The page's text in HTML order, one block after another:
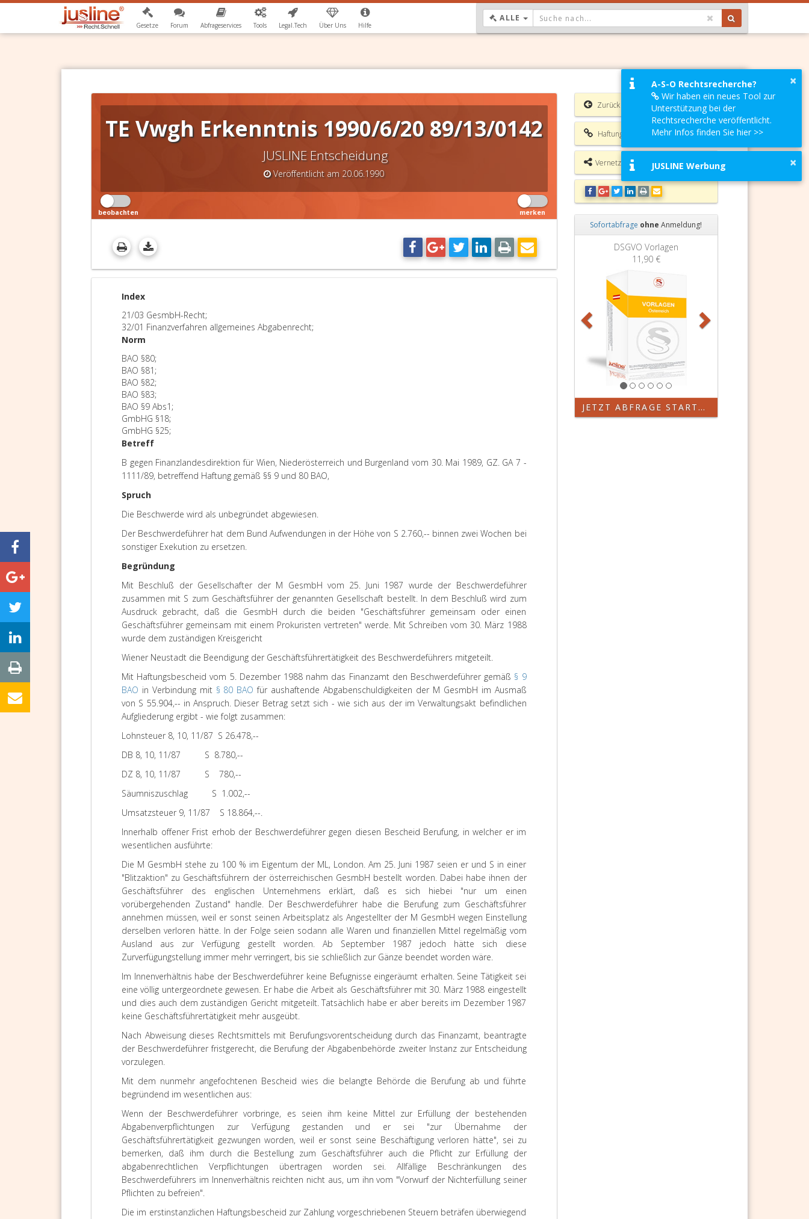
Gesetze Forum Abfrageservices Tools Legal.Tech Über Uns Hilfe
ALLE DROPDOWN: GEWÄHLTER WERT IST ALLE
TE Vwgh Erkenntnis 1990/6/20 89/13/0142
JUSLINE Entscheidung
Veröffentlicht am 20.06.1990
beobachten merken
Index
21/03 GesmbH-Recht;
32/01 Finanzverfahren allgemeines Abgabenrecht;
Norm
BAO §80;
BAO §81;
BAO §82;
BAO §83;
BAO §9 Abs1;
GmbHG §18;
GmbHG §25;
Betreff
B gegen Finanzlandesdirektion für Wien, Niederösterreich und Burgenland vom 30. Mai 1989, GZ. GA 7 -
1111/89, betreffend Haftung gemäß §§ 9 und 80 BAO,
Spruch
Die Beschwerde wird als unbegründet abgewiesen.
Der Beschwerdeführer hat dem Bund Aufwendungen in der Höhe von S 2.760,-- binnen zwei Wochen bei
sonstiger Exekution zu ersetzen.
Begründung
Mit Beschluß der Gesellschafter der M GesmbH vom 25. Juni 1987 wurde der Beschwerdeführer
zusammen mit S zum Geschäftsführer der genannten Gesellschaft bestellt. In dem Beschluß wird zum
Ausdruck gebracht, daß die GesmbH durch die beiden "Geschäftsführer gemeinsam oder einen
Geschäftsführer gemeinsam mit einem Prokuristen vertreten" werde. Mit Schreiben vom 30. März 1988
wurde dem zuständigen Kreisgericht
Wiener Neustadt die Beendigung der Geschäftsführertätigkeit des Beschwerdeführers mitgeteilt.
Mit Haftungsbescheid vom 5. Dezember 1988 nahm das Finanzamt den Beschwerdeführer gemäß § 9
BAO in Verbindung mit § 80 BAO für aushaftende Abgabenschuldigkeiten der M GesmbH im Ausmaß
von S 55.904,-- in Anspruch. Dieser Betrag setzt sich - wie sich aus der im Verwaltungsakt befindlichen
Aufgliederung ergibt - wie folgt zusammen:
Lohnsteuer 8, 10, 11/87 S 26.478,--
DB 8, 10, 11/87 S 8.780,--
DZ 8, 10, 11/87 S 780,--
Säumniszuschlag S 1.002,--
Umsatzsteuer 9, 11/87 S 18.864,--.
Innerhalb offener Frist erhob der Beschwerdeführer gegen diesen Bescheid Berufung, in welcher er im
wesentlichen ausführte:
Die M GesmbH stehe zu 100 % im Eigentum der ML, London. Am 25. Juni 1987 seien er und S in einer
"Blitzaktion" zu Geschäftsführern der österreichischen GesmbH bestellt worden. Dabei habe ihnen der
Geschäftsführer des englischen Unternehmens erklärt, daß es sich hiebei "nur um einen
vorübergehenden Zustand" handle. Der Beschwerdeführer habe die Berufung zum Geschäftsführer
annehmen müssen, weil er sonst seinen Arbeitsplatz als Angestellter der M GesmbH wegen Einstellung
derselben verloren hätte. In der Folge seien sodann alle Waren und finanziellen Mittel regelmäßig vom
Ausland aus zur Verfügung gestellt worden. Ab September 1987 jedoch hätte sich diese
Zurverfügungstellung immer mehr verringert, bis sie schließlich zur Gänze beendet worden wäre.
Im Innenverhältnis habe der Beschwerdeführer keine Befugnisse eingeräumt erhalten. Seine Tätigkeit sei
eine völlig untergeordnete gewesen. Er habe die Arbeit als Geschäftsführer mit 30. März 1988 eingestellt
und dies auch dem zuständigen Gericht mitgeteilt. Tatsächlich habe er aber bereits im Dezember 1987
keine Geschäftsführertätigkeit mehr ausgeübt.
Nach Abweisung dieses Rechtsmittels mit Berufungsvorentscheidung durch das Finanzamt, beantragte
der Beschwerdeführer fristgerecht, die Berufung der Abgabenbehörde zweiter Instanz zur Entscheidung
vorzulegen.
Mit dem nunmehr angefochtenen Bescheid wies die belangte Behörde die Berufung ab und führte
begründend im wesentlichen aus:
Wenn der Beschwerdeführer vorbringe, es seien ihm keine Mittel zur Erfüllung der bestehenden
Abgabenverpflichtungen zur Verfügung gestanden und er sei "zur Übernahme der
Geschäftsführertätigkeit gezwungen worden, weil er sonst seine Beschäftigung verloren hätte", sei zu
bemerken, daß ihm durch die Bestellung zum Geschäftsführer auch die Pflicht zur Erfüllung der
abgabenrechtlichen Verpflichtungen übertragen worden sei. Allfällige Beschränkungen des
Beschwerdeführers im Innenverhältnis reichten nicht aus, um ihn vom "Vorwurf der Nichterfüllung seiner
Pflichten zu befreien".
Die im erstinstanzlichen Haftungsbescheid zur Zahlung vorgeschriebenen Steuern beträfen überwiegend
Zurück
Haftungsausschluss
Vernetzungsmöglichkeiten
Sofortabfrage ohne Anmeldung!
DSGVO Vorlagen
11,90 €
Grundbuchauszug
11,90 €
Zurück
JETZT ABFRAGE STARTEN
×
A-S-O Rechtsrecherche?
Wir haben ein neues Tool zur
Unterstützung bei der
Rechtsrecherche veröffentlicht.
Mehr Infos finden Sie hier >>
×
JUSLINE Werbung